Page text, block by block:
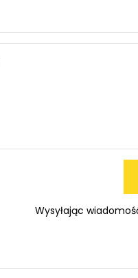
Wysyłając